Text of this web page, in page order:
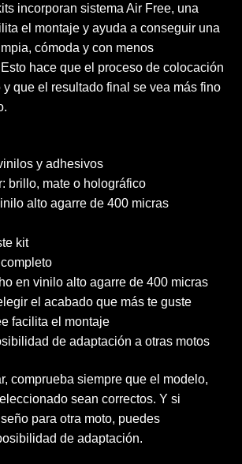
incorporan sistema Air Free, una
el montaje y ayuda a conseguir una
cómoda y con menos
hace que el proceso de colocación
que el resultado final se vea más fino
y adhesivos
brillo, mate o holográfico
alto agarre de 400 micras
kit
en vinilo alto agarre de 400 micras
el acabado que más te guste
facilita el montaje
de adaptación a otras motos
comprueba siempre que el modelo,
sean correctos. Y si
para otra moto, puedes
de adaptación.